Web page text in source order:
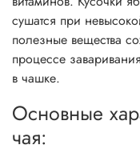
сушатся при
полезные вещества
процессе
в чашке.
Основные
чая: